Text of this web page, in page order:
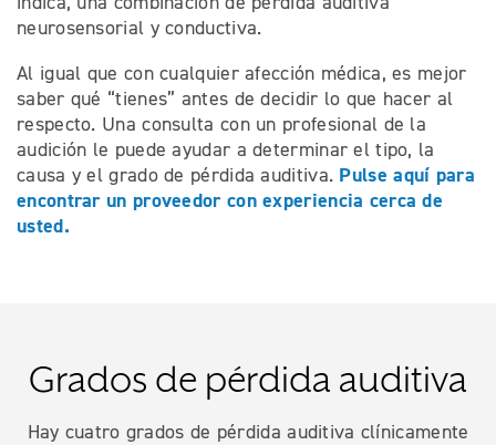
neurosensorial y conductiva.
Al igual que con cualquier afección médica, es mejor
saber qué “tienes” antes de decidir lo que hacer al
respecto. Una consulta con un profesional de la
audición le puede ayudar a determinar el tipo, la
causa y el grado de pérdida auditiva. Pulse aquí para
encontrar un proveedor con experiencia cerca de
usted.
Grados de pérdida auditiva
Hay cuatro grados de pérdida auditiva clínicamente